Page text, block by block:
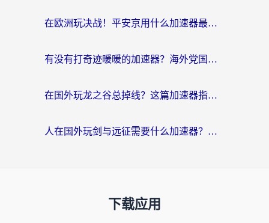
在欧洲玩决战！平安京用什么加速器最好用？2026实测有效的国服游戏加速指南
有没有打奇迹暖暖的加速器？海外党国服游戏畅玩不卡顿的秘密
在国外玩龙之谷总掉线？这篇加速器指南帮你告别延迟卡顿！
人在国外玩剑与远征需要什么加速器？老玩家亲测的避坑指南来了
下载应用